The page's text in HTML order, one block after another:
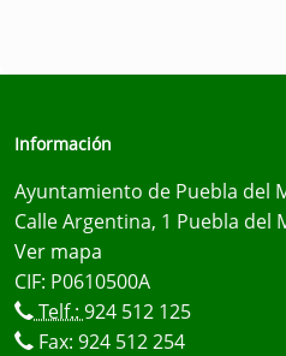
Información
Ayuntamiento de Puebla del
Calle Argentina, 1 Puebla del
Ver mapa
CIF: P0610500A
Telf.: 924 512 125
Fax: 924 512 254